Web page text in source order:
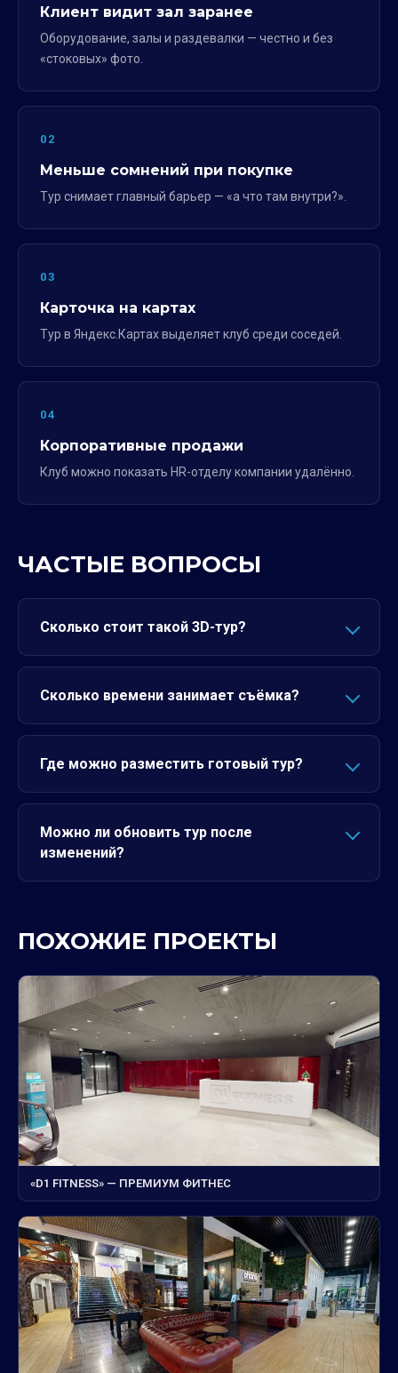
Клиент видит зал заранее
Оборудование, залы и раздевалки — честно и без
«стоковых» фото.
02
Меньше сомнений при покупке
Тур снимает главный барьер — «а что там внутри?».
03
Карточка на картах
Тур в Яндекс.Картах выделяет клуб среди соседей.
04
Корпоративные продажи
Клуб можно показать HR-отделу компании удалённо.
ЧАСТЫЕ ВОПРОСЫ
Сколько стоит такой 3D-тур?
Сколько времени занимает съёмка?
Где можно разместить готовый тур?
Можно ли обновить тур после
изменений?
ПОХОЖИЕ ПРОЕКТЫ
«D1 FITNESS» — ПРЕМИУМ ФИТНЕС